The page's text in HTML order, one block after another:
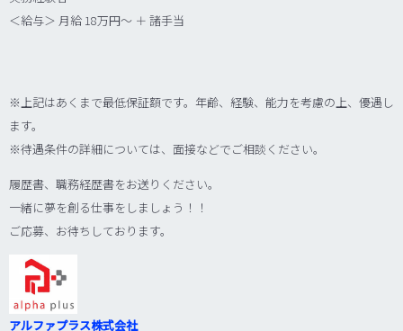
＜給与＞ 月給 18万円～ ＋ 諸手当
※上記はあくまで最低保証額です。年齢、経験、能力を考慮の上、優遇し
ます。
※待遇条件の詳細については、面接などでご相談ください。
履歴書、職務経歴書をお送りください。
一緒に夢を創る仕事をしましょう！！
ご応募、お待ちしております。
アルファプラス株式会社